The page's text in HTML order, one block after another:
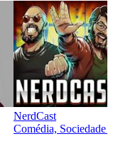
NerdCast
Comédia, Sociedade